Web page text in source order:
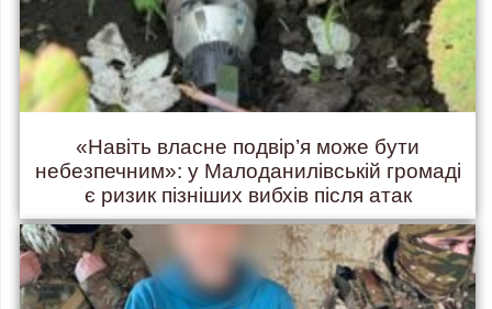
«Навіть власне подвір’я може бути
небезпечним»: у Малоданилівській громаді
є ризик пізніших вибхів після атак